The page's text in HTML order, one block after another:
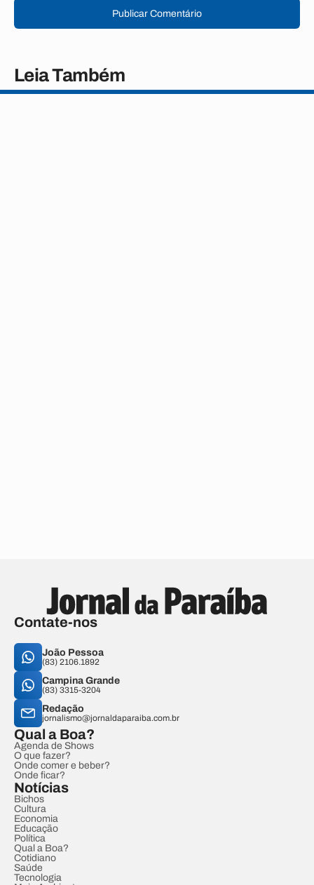
Publicar Comentário
Leia Também
Contate-nos
João Pessoa
(83) 2106.1892
Campina Grande
(83) 3315-3204
Redação
jornalismo@jornaldaparaiba.com.br
Qual a Boa?
Agenda de Shows
O que fazer?
Onde comer e beber?
Onde ficar?
Notícias
Bichos
Cultura
Economia
Educação
Política
Qual a Boa?
Cotidiano
Saúde
Tecnologia